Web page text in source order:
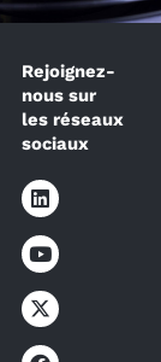
Rejoignez-
nous sur
les réseaux
sociaux